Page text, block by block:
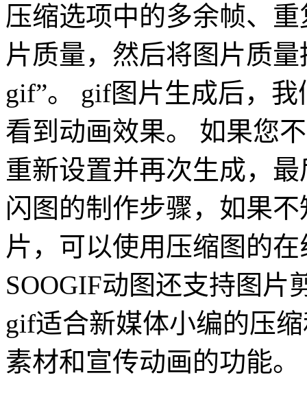
压缩选项中的多余帧、
片质量，然后将图片质
gif”。 gif图片生成后，
看到动画效果。 如果您
重新设置并再次生成，
闪图的制作步骤，如果
片，可以使用压缩图的
SOOGIF动图还支持图
gif适合新媒体小编的压
素材和宣传动画的功能。